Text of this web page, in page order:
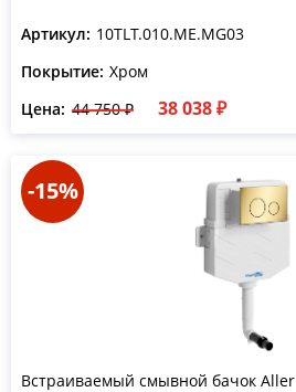
Артикул: 10TLT.010.ME.MG03
Покрытие: Хром
Цена: 44 750 ₽ 38 038 ₽
-15%
Встраиваемый смывной бачок Aller